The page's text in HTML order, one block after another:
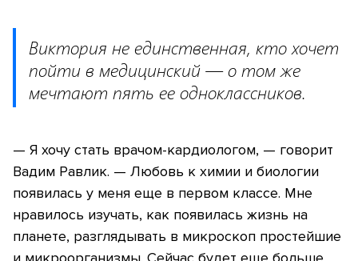
Виктория не единственная, кто хочет
пойти в медицинский — о том же
мечтают пять ее одноклассников.
— Я хочу стать врачом-кардиологом, — говорит
Вадим Равлик. — Любовь к химии и биологии
появилась у меня еще в первом классе. Мне
нравилось изучать, как появилась жизнь на
планете, разглядывать в микроскоп простейшие